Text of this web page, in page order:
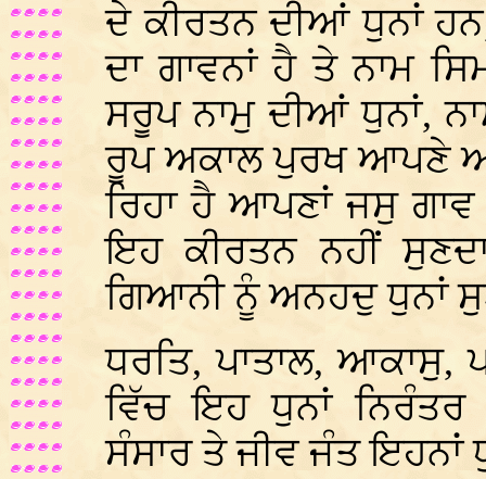
ਦੇ ਕੀਰਤਨ ਦੀਆਂ ਧੁਨਾਂ
ਦਾ ਗਾਵਨਾਂ ਹੈ ਤੇ ਨਾਮ
ਸਰੂਪ ਨਾਮੁ ਦੀਆਂ ਧੁਨਾਂ,
ਰੂਪ ਅਕਾਲ ਪੁਰਖ ਆਪਣੇ
ਰਿਹਾ ਹੈ ਆਪਣਾਂ ਜਸੁ
ਇਹ ਕੀਰਤਨ ਨਹੀਂ
ਗਿਆਨੀ ਨੂੰ ਅਨਹਦੁ ਧੁਨਾਂ
ਧਰਤਿ, ਪਾਤਾਲ, ਆਕਾਸੁ,
ਵਿੱਚ ਇਹ ਧੁਨਾਂ
ਸੰਸਾਰ ਤੇ ਜੀਵ ਜੰਤ ਇਹਨਾਂ